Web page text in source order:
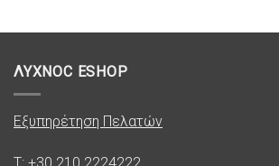
ΛΥΧΝΟC ESHOP
Εξυπηρέτηση Πελατών
T: +30 210 2224222